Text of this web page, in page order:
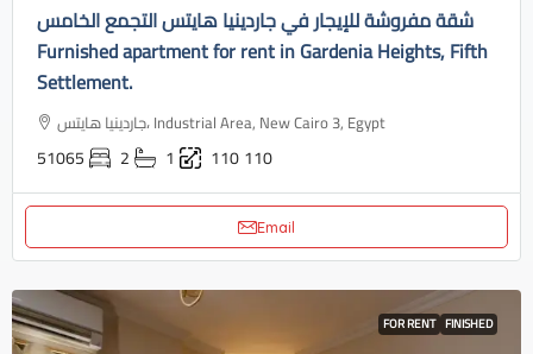
شقة مفروشة للإيجار في جاردينيا هايتس التجمع الخامس
Furnished apartment for rent in Gardenia Heights, Fifth
Settlement.
جاردينيا هايتس، Industrial Area, New Cairo 3, Egypt
51065 2 1 110110
Email
FOR RENT FINISHED